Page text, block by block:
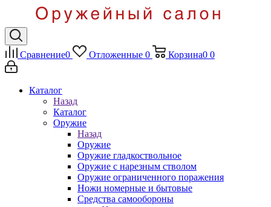
Сравнение0 Отложенные 0 Корзина0 0
Каталог
Назад
Каталог
Оружие
Назад
Оружие
Оружие гладкоствольное
Оружие с нарезным стволом
Оружие ограниченного поражения
Ножи номерные и бытовые
Средства самообороны